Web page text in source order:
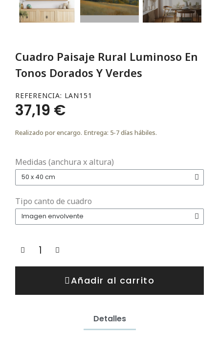
Cuadro Paisaje Rural Luminoso En
Tonos Dorados Y Verdes
REFERENCIA LAN151
37,19 €
Realizado por encargo. Entrega: 5-7 días hábiles.
Medidas (anchura x altura)
Tipo canto de cuadro
Añadir al carrito
Detalles